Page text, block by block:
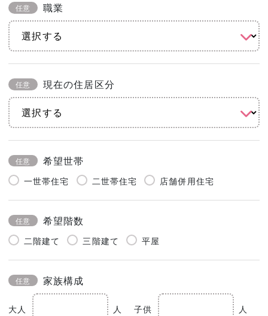
任意 職業
任意 現在の住居区分
任意 希望世帯
一世帯住宅 二世帯住宅 店舗併用住宅
任意 希望階数
二階建て 三階建て 平屋
任意 家族構成
大人 人 子供 人